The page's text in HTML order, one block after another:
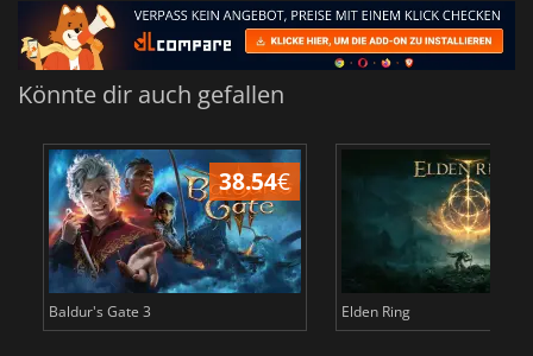
Könnte dir auch gefallen
38.54€
Baldur's Gate 3 Elden Ring